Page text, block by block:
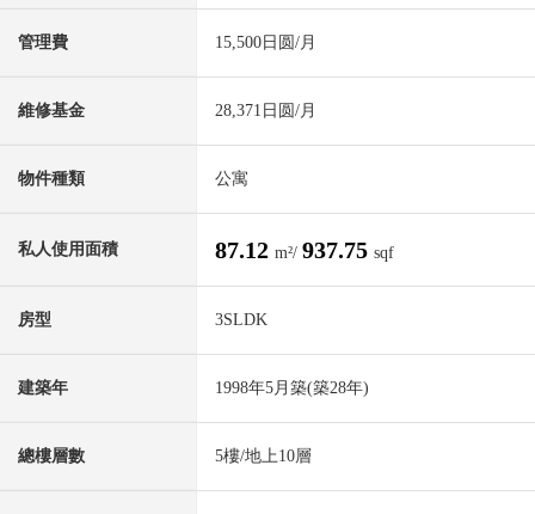
管理費 15,500日圆/月
維修基金 28,371日圆/月
物件種類 公寓
私人使用面積 87.12 m²/ 937.75 sqf
房型 3SLDK
建築年 1998年5月築(築28年)
總樓層數 5樓/地上10層